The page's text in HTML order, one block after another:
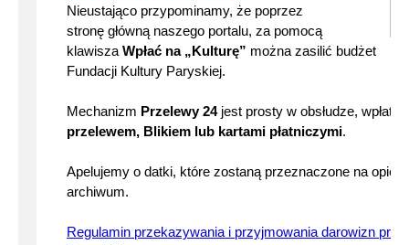
Nieustająco przypominamy, że poprzez
stronę główną naszego portalu, za pomocą
klawisza Wpłać na „Kulturę” można zasilić budżet
Fundacji Kultury Paryskiej.
Mechanizm Przelewy 24jest prosty w obsłudze, wpłat
przelewem, Blikiem lub kartami płatniczymi.
Apelujemy o datki, które zostaną przeznaczone na
archiwum.
Regulamin przekazywania i przyjmowania darowizn